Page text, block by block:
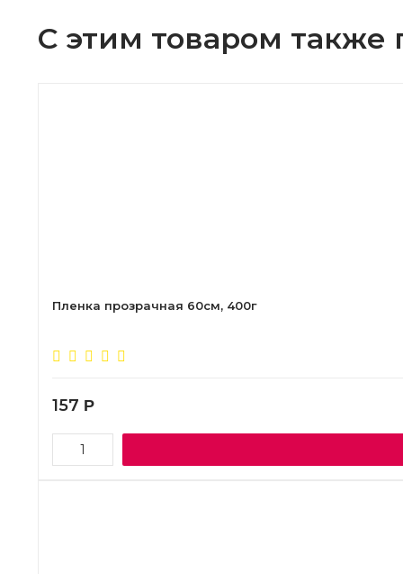
С этим товаром также
Пленка прозрачная 60см, 400г
157 Р